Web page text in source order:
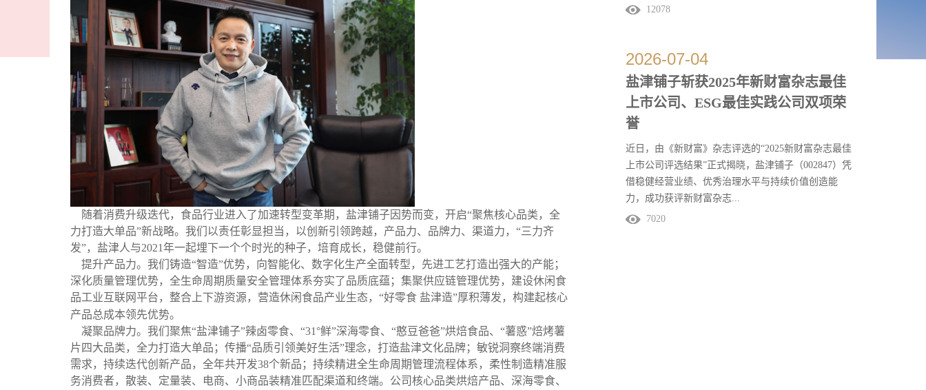
随着消费升级迭代，食品行业进入了加速转型变革期，盐津铺子因势而变，开启“聚焦核心品类，全
力打造大单品”新战略。我们以责任彰显担当，以创新引领跨越，产品力、品牌力、渠道力， “三力齐
发”，盐津人与2021年一起埋下一个个时光的种子，培育成长，稳健前行。
提升产品力。我们铸造“智造”优势，向智能化、数字化生产全面转型，先进工艺打造出强大的产能；
深化质量管理优势，全生命周期质量安全管理体系夯实了品质底蕴；集聚供应链管理优势，建设休闲食
品工业互联网平台，整合上下游资源，营造休闲食品产业生态， “好零食 盐津造”厚积薄发，构建起核心
产品总成本领先优势。
凝聚品牌力。我们聚焦“盐津铺子”辣卤零食、 “31°鲜”深海零食、 “憨豆爸爸”烘焙食品、 “薯惑”焙烤薯
片四大品类，全力打造大单品；传播“品质引领美好生活”理念，打造盐津文化品牌；敏锐洞察终端消费
需求，持续迭代创新产品，全年共开发38个新品；持续精进全生命周期管理流程体系，柔性制造精准服
务消费者，散装、定量装、电商、小商品装精准匹配渠道和终端。公司核心品类烘焙产品、深海零食、
售、产品研发、数字化转型等情况，对盐津铺子上市
以来持续高质量发展表示祝贺，对魔芋、鹌鹑蛋等产
品研发创新给予充分肯定。希望企业充分发挥龙头带
动作用，用好优质农副产品资源，让更多农民成为企
业发展的...
12078
2026-07-04
盐津铺子斩获2025年新财富杂志最佳
上市公司、ESG最佳实践公司双项荣
誉
近日，由《新财富》杂志评选的“2025新财富杂志最佳
上市公司评选结果”正式揭晓，盐津铺子（002847）凭
借稳健经营业绩、优秀治理水平与持续价值创造能
力，成功获评新财富杂志...
7020